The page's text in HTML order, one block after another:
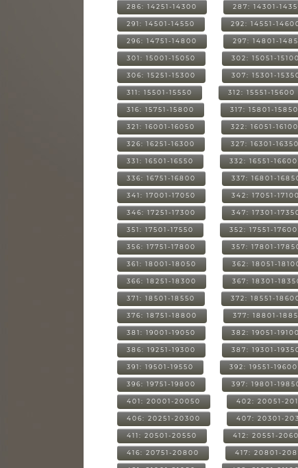
286: 14251-14300 287: 14301-
291: 14501-14550 292: 14551-
296: 14751-14800 297: 14801-
301: 15001-15050 302: 15051-15100
306: 15251-15300 307: 15301-
311: 15501-15550 312: 15551-15600
316: 15751-15800 317: 15801-15850
321: 16001-16050 322: 16051-16100
326: 16251-16300 327: 16301-16350
331: 16501-16550 332: 16551-16600
336: 16751-16800 337: 16801-
341: 17001-17050 342: 17051-17100
346: 17251-17300 347: 17301-
351: 17501-17550 352: 17551-17600
356: 17751-17800 357: 17801-
361: 18001-18050 362: 18051-
366: 18251-18300 367: 18301-
371: 18501-18550 372: 18551-
376: 18751-18800 377: 18801-
381: 19001-19050 382: 19051-19100
386: 19251-19300 387: 19301-
391: 19501-19550 392: 19551-19600
396: 19751-19800 397: 19801-
401: 20001-20050 402: 20051-
406: 20251-20300 407: 20301-
411: 20501-20550 412: 20551-
416: 20751-20800 417: 20801-